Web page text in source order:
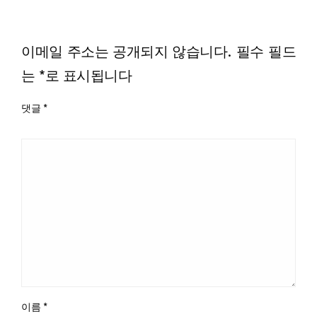
이메일 주소는 공개되지 않습니다. 필수 필드
는 *로 표시됩니다
댓글 *
이름 *